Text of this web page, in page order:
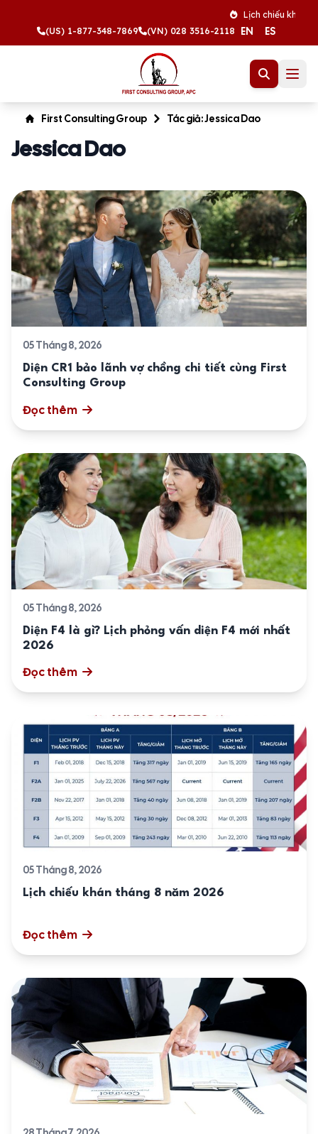
Lịch chiếu khán tháng
(US) 1-877-348-7869
(VN) 028 3516-2118 EN ES
First Consulting Group Tác giả: Jessica Dao
Jessica Dao
05 Tháng 8, 2026
Diện CR1 bảo lãnh vợ chồng chi tiết cùng First
Consulting Group
Đọc thêm
05 Tháng 8, 2026
Diện F4 là gì? Lịch phỏng vấn diện F4 mới nhất
2026
Đọc thêm
05 Tháng 8, 2026
Lịch chiếu khán tháng 8 năm 2026
Đọc thêm